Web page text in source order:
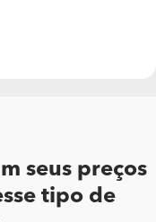
seus preços
tipo de